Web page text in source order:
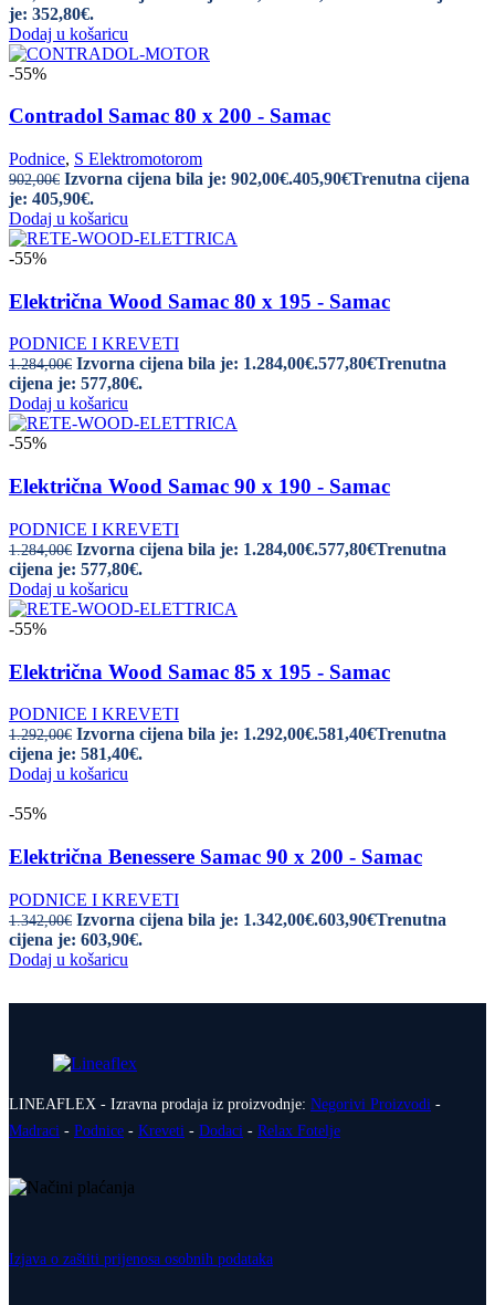
je: 352,80€.
Dodaj u košaricu
-55%
Contradol Samac 80 x 200 - Samac
Podnice, S Elektromotorom
902,00€ Izvorna cijena bila je: 902,00€.405,90€Trenutna cijena
je: 405,90€.
Dodaj u košaricu
-55%
Električna Wood Samac 80 x 195 - Samac
PODNICE I KREVETI
1.284,00€ Izvorna cijena bila je: 1.284,00€.577,80€Trenutna
cijena je: 577,80€.
Dodaj u košaricu
-55%
Električna Wood Samac 90 x 190 - Samac
PODNICE I KREVETI
1.284,00€ Izvorna cijena bila je: 1.284,00€.577,80€Trenutna
cijena je: 577,80€.
Dodaj u košaricu
-55%
Električna Wood Samac 85 x 195 - Samac
PODNICE I KREVETI
1.292,00€ Izvorna cijena bila je: 1.292,00€.581,40€Trenutna
cijena je: 581,40€.
Dodaj u košaricu
-55%
Električna Benessere Samac 90 x 200 - Samac
PODNICE I KREVETI
1.342,00€ Izvorna cijena bila je: 1.342,00€.603,90€Trenutna
cijena je: 603,90€.
Dodaj u košaricu
LINEAFLEX - Izravna prodaja iz proizvodnje: Negorivi Proizvodi -
Madraci - Podnice - Kreveti - Dodaci - Relax Fotelje
Izjava o zaštiti prijenosa osobnih podataka